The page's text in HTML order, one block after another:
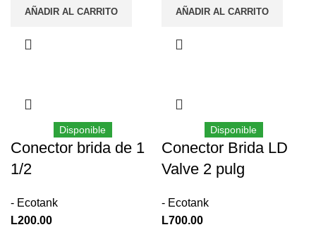
AÑADIR AL CARRITO AÑADIR AL CARRITO
Disponible
Conector brida de 1
1/2
- Ecotank
L200.00
Disponible
Conector Brida LD
Valve 2 pulg
- Ecotank
L700.00